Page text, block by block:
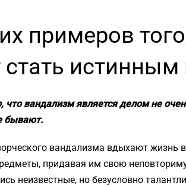
примеров
истинным
что вандализм является делом не
бывают.
вандализма вдыхают жизнь
придавая им свою
неизвестные, но безусловно